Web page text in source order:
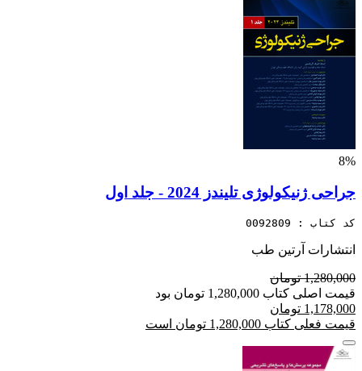
8%
جراحی ژنیکولوژی تلیندز 2024 - جلد اول
کد کتاب : 0092809
انتشارات آرتین طب
1,280,000 تومان
قیمت اصلی کتاب 1,280,000 تومان بود
1,178,000 تومان
قیمت فعلی کتاب 1,280,000 تومان است